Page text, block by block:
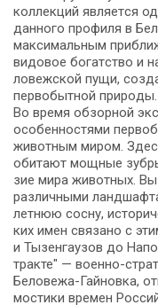
кол­лек­ций яв­ля­ет­ся
данного профиля в
максимальным
видовое бо­гат­ство и
ло­веж­ской пу­щи,
первобытной при­ро­ды.
Во вре­мя обзорной
осо­бен­но­стя­ми
животным ми­ром.
оби­та­ют мощ­ные
зие ми­ра жи­вот­ных.
различными
летнюю сосну,
ких имен свя­за­но с
и Ты­зен­гау­зов до
трак­те" — военно-
Беловежа-Гайновка,
мо­сти­ки вре­мен